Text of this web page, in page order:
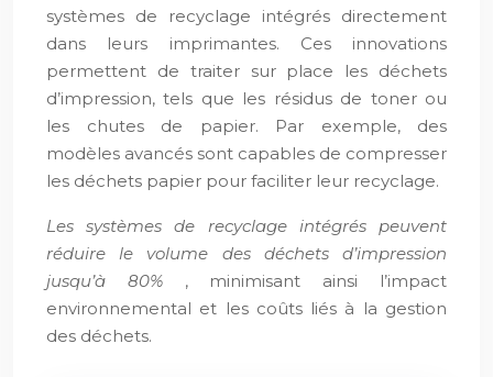
systèmes de recyclage intégrés directement
dans leurs imprimantes. Ces innovations
permettent de traiter sur place les déchets
d’impression, tels que les résidus de toner ou
les chutes de papier. Par exemple, des
modèles avancés sont capables de compresser
les déchets papier pour faciliter leur recyclage.
Les systèmes de recyclage intégrés peuvent
réduire le volume des déchets d’impression
jusqu’à 80% , minimisant ainsi l’impact
environnemental et les coûts liés à la gestion
des déchets.